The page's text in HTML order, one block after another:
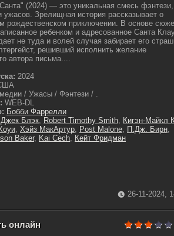
(2024) — это уникальная смесь фэнтези,
ужасов. Зрелищная история рассказывает о
рождественском приключении. В основе
ребенком и адресованное Санта
не туда и волей случая забирает его
решивший исполнить желание
автора письма....
2024
/ Ужасы / Фэнтези / .
WEB-DL
Бобби Фаррелли
Джек Блэк, Robert Timothy Smith, Кигэн-Майкл
, Хэйз МакАртур, Post Malone, П.Дж. Бирн,
Baker, Kai Cech, Кейт Фридман
26-11-2024,
онлайн